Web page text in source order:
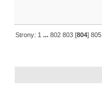
Strony: 1 ...802 803 [804]805